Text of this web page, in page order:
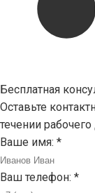
Бесплатная
Оставьте
течении рабочего
Ваше имя: *
Ваш телефон: *